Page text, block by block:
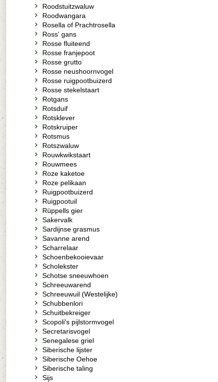
Roodstuitzwaluw
Roodwangara
Rosella of Prachtrosella
Ross' gans
Rosse fluiteend
Rosse franjepoot
Rosse grutto
Rosse neushoornvogel
Rosse ruigpootbuizerd
Rosse stekelstaart
Rotgans
Rotsduif
Rotsklever
Rotskruiper
Rotsmus
Rotszwaluw
Rouwkwikstaart
Rouwmees
Roze kaketoe
Roze pelikaan
Ruigpootbuizerd
Ruigpootuil
Rüppells gier
Sakervalk
Sardijnse grasmus
Savanne arend
Scharrelaar
Schoenbekooievaar
Scholekster
Schotse sneeuwhoen
Schreeuwarend
Schreeuwuil (Westelijke)
Schubbenlori
Schuitbekreiger
Scopoli's pijlstormvogel
Secretarisvogel
Senegalese griel
Siberische lijster
Siberische Oehoe
Siberische taling
Sijs